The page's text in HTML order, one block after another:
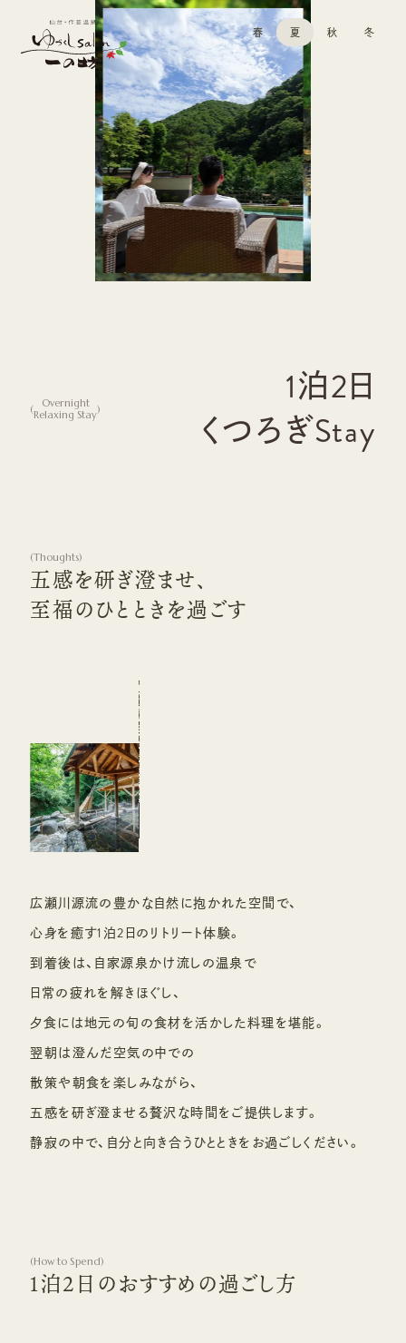
春 夏 秋 冬
(
Overnight
Relaxing Stay)
1泊2日
くつろぎStay
(Thoughts)
五感を研ぎ澄ませ、
至福のひとときを過ごす
作並の自然と温泉で
心を解きほぐす滞在
。
広瀬川源流の豊かな自然に抱かれた空間で、
心身を癒す1泊2日のリトリート体験。
到着後は、自家源泉かけ流しの温泉で
日常の疲れを解きほぐし、
夕食には地元の旬の食材を活かした料理を堪能。
翌朝は澄んだ空気の中での
散策や朝食を楽しみながら、
五感を研ぎ澄ませる贅沢な時間をご提供します。
静寂の中で、自分と向き合うひとときをお過ごしください。
(How to Spend)
１泊2日のおすすめの過ごし方